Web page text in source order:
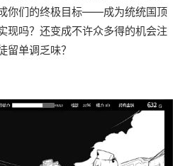
你们的终极目标——成为统统国顶
现吗？还变成不许众多得的机会注
留单调乏味？